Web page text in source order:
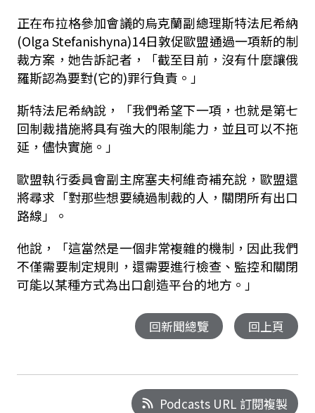
正在布拉格參加會議的烏克蘭副總理斯特法尼希納
(Olga Stefanishyna)14日敦促歐盟通過一項新的制
裁方案，她告訴記者，「截至目前，沒有什麼讓俄
羅斯認為要對(它的)罪行負責。」
斯特法尼希納說，「我們希望下一項，也就是第七
回制裁措施將具有強大的限制能力，並且可以不拖
延，儘快實施。」
歐盟執行委員會副主席塞夫柯維奇補充說，歐盟還
將尋求「對那些想要繞過制裁的人，關閉所有出口
路線」。
他說，「這當然是一個非常複雜的機制，因此我們
不僅需要制定規則，還需要進行檢查、監控和關閉
可能以某種方式為出口創造平台的地方。」
回新聞總覽 回上頁
Podcasts URL 訂閱複製